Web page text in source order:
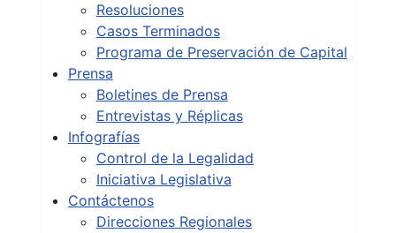
Resoluciones
Casos Terminados
Programa de Preservación de Capital
Prensa
Boletines de Prensa
Entrevistas y Réplicas
Infografías
Control de la Legalidad
Iniciativa Legislativa
Contáctenos
Direcciones Regionales